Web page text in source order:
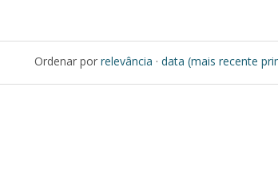
Ordenar por relevância · data (mais recente